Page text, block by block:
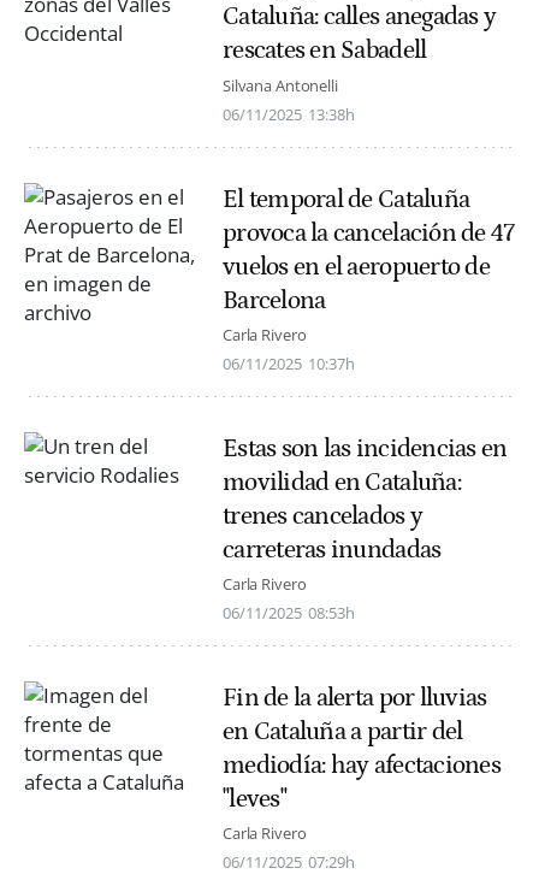
Cataluña: calles anegadas y
rescates en Sabadell
Silvana Antonelli
06/11/2025 13:38h
El temporal de Cataluña
provoca la cancelación de 47
vuelos en el aeropuerto de
Barcelona
Carla Rivero
06/11/2025 10:37h
Estas son las incidencias en
movilidad en Cataluña:
trenes cancelados y
carreteras inundadas
Carla Rivero
06/11/2025 08:53h
Fin de la alerta por lluvias
en Cataluña a partir del
mediodía: hay afectaciones
"leves"
Carla Rivero
06/11/2025 07:29h